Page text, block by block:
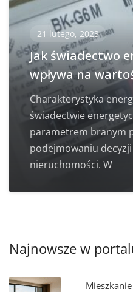
21 lutego, 2023
Jak świadectwo
wpływa na
Charakterystyka
świadectwie
parametrem branym
podejmowaniu
nieruchomości. W
Najnowsze w